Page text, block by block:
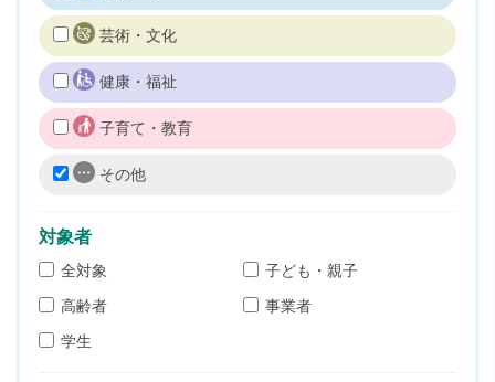
芸術・文化
健康・福祉
子育て・教育
その他
対象者
全対象
子ども・親子
高齢者
事業者
学生